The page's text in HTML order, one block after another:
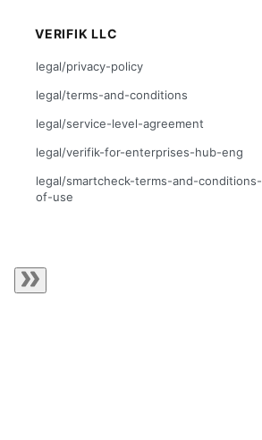
VERIFIK LLC
legal/privacy-policy
legal/terms-and-conditions
legal/service-level-agreement
legal/verifik-for-enterprises-hub-eng
legal/smartcheck-terms-and-conditions-
of-use